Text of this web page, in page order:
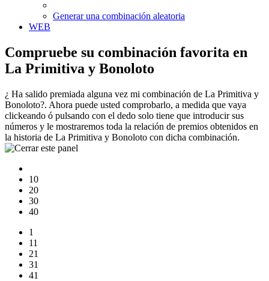
Generar una combinación aleatoria
WEB
Compruebe su combinación favorita en
La Primitiva y Bonoloto
¿ Ha salido premiada alguna vez mi combinación de La Primitiva y
Bonoloto?. Ahora puede usted comprobarlo, a medida que vaya
clickeando ó pulsando con el dedo solo tiene que introducir sus
números y le mostraremos toda la relación de premios obtenidos en
la historia de La Primitiva y Bonoloto con dicha combinación.
10
20
30
40
1
11
21
31
41